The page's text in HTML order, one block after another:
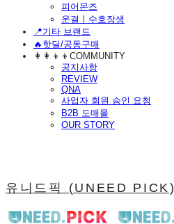
피어몬즈
운결ㅣ수호장생
📍기타 브랜드
🔥핫딜/공동구매
👩‍👩‍👦‍👦COMMUNITY
공지사항
REVIEW
QNA
사업자 회원 승인 요청
B2B 도매몰
OUR STORY
유니드픽 (UNEED PICK)